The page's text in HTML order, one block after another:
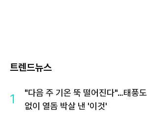
트렌드뉴스
1
"다음 주 기온 뚝 떨어진다"…태풍도
없이 열돔 박살 낸 '이것'